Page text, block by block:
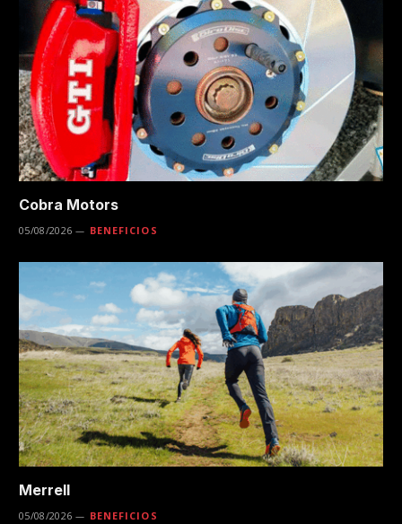
Cobra Motors
05/08/2026 BENEFICIOS
Merrell
05/08/2026 BENEFICIOS